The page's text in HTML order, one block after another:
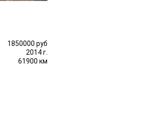
1850000 руб
2014 г.
61900 км